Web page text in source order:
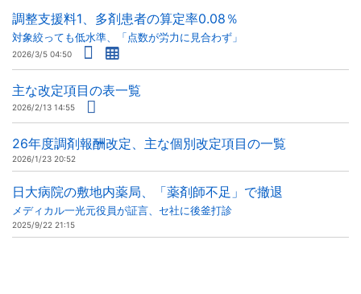
調整支援料1、多剤患者の算定率0.08％
対象絞っても低水準、「点数が労力に見合わず」
2026/3/5 04:50
主な改定項目の表一覧
2026/2/13 14:55
26年度調剤報酬改定、主な個別改定項目の一覧
2026/1/23 20:52
日大病院の敷地内薬局、「薬剤師不足」で撤退
メディカル一光元役員が証言、セ社に後釜打診
2025/9/22 21:15